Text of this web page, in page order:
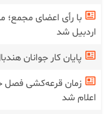
با رأی اعضای
اردبیل شد
پایان کار جوانان
زمان قرعه‌کشی فصل
اعلام شد